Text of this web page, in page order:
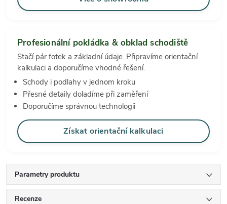
Profesionální pokládka & obklad schodiště
Stačí pár fotek a základní údaje. Připravíme orientační
kalkulaci a doporučíme vhodné řešení.
Schody i podlahy v jednom kroku
Přesné detaily doladíme při zaměření
Doporučíme správnou technologii
Získat orientační kalkulaci
Parametry produktu
Recenze